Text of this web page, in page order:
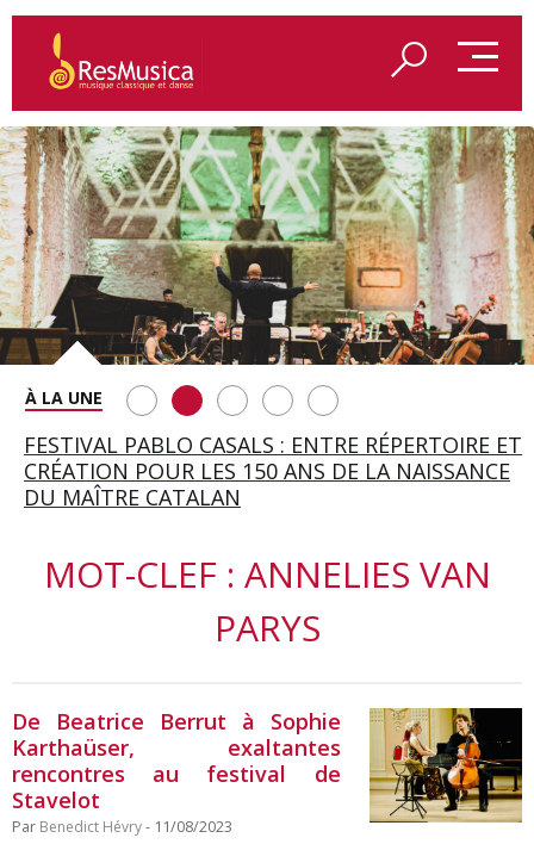
SAINT FRANÇOIS D’ASSISE À SALZBOURG, UNE
SOIRÉE IMMENSE PORTÉE PAR ROMEO
CASTELLUCCI ET MAXIME PASCAL
FESTIVAL PABLO CASALS : ENTRE RÉPERTOIRE ET
CRÉATION POUR LES 150 ANS DE LA NAISSANCE
DU MAÎTRE CATALAN
A BAYREUTH, LE 150E ANNIVERSAIRE DU RING
WAGNÉRIEN GÉNÉRÉ PAR L’IA
BETSY JOLAS FÊTE SON CENTIÈME
ANNIVERSAIRE
GEORGE BENJAMIN : « MES PARENTS AVAIENT
CETTE EXIGENCE DE L’OBJET CISELÉ »
MOT-CLEF : ANNELIES VAN
PARYS
De Beatrice Berrut à Sophie
Karthaüser, exaltantes
rencontres au festival de
Stavelot
Par Benedict Hévry- 11/08/2023